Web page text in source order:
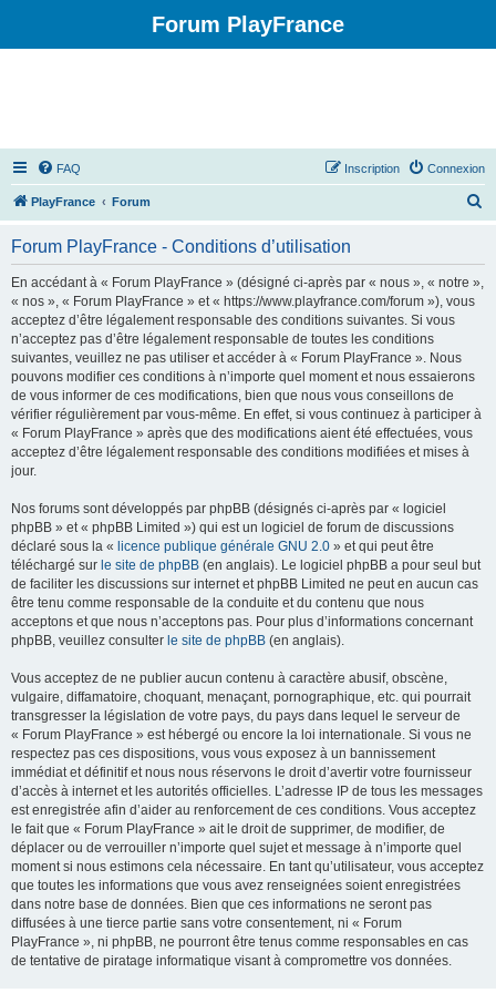
Forum PlayFrance
FAQ Connexion
Inscription
PlayFrance Forum
Forum PlayFrance - Conditions d’utilisation
En accédant à « Forum PlayFrance » (désigné ci-après par « nous », « notre »,
« nos », « Forum PlayFrance » et « https://www.playfrance.com/forum »), vous
acceptez d’être légalement responsable des conditions suivantes. Si vous
n’acceptez pas d’être légalement responsable de toutes les conditions
suivantes, veuillez ne pas utiliser et accéder à « Forum PlayFrance ». Nous
pouvons modifier ces conditions à n’importe quel moment et nous essaierons
de vous informer de ces modifications, bien que nous vous conseillons de
vérifier régulièrement par vous-même. En effet, si vous continuez à participer à
« Forum PlayFrance » après que des modifications aient été effectuées, vous
acceptez d’être légalement responsable des conditions modifiées et mises à
jour.
Nos forums sont développés par phpBB (désignés ci-après par « logiciel
phpBB » et « phpBB Limited ») qui est un logiciel de forum de discussions
déclaré sous la « licence publique générale GNU 2.0 » et qui peut être
téléchargé sur le site de phpBB (en anglais). Le logiciel phpBB a pour seul but
de faciliter les discussions sur internet et phpBB Limited ne peut en aucun cas
être tenu comme responsable de la conduite et du contenu que nous
acceptons et que nous n’acceptons pas. Pour plus d’informations concernant
phpBB, veuillez consulter le site de phpBB (en anglais).
Vous acceptez de ne publier aucun contenu à caractère abusif, obscène,
vulgaire, diffamatoire, choquant, menaçant, pornographique, etc. qui pourrait
transgresser la législation de votre pays, du pays dans lequel le serveur de
« Forum PlayFrance » est hébergé ou encore la loi internationale. Si vous ne
respectez pas ces dispositions, vous vous exposez à un bannissement
immédiat et définitif et nous nous réservons le droit d’avertir votre fournisseur
d’accès à internet et les autorités officielles. L’adresse IP de tous les messages
est enregistrée afin d’aider au renforcement de ces conditions. Vous acceptez
le fait que « Forum PlayFrance » ait le droit de supprimer, de modifier, de
déplacer ou de verrouiller n’importe quel sujet et message à n’importe quel
moment si nous estimons cela nécessaire. En tant qu’utilisateur, vous acceptez
que toutes les informations que vous avez renseignées soient enregistrées
dans notre base de données. Bien que ces informations ne seront pas
diffusées à une tierce partie sans votre consentement, ni « Forum
PlayFrance », ni phpBB, ne pourront être tenus comme responsables en cas
de tentative de piratage informatique visant à compromettre vos données.